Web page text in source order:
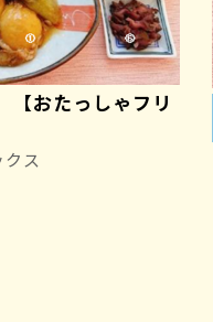
おたっしゃフリ
ス